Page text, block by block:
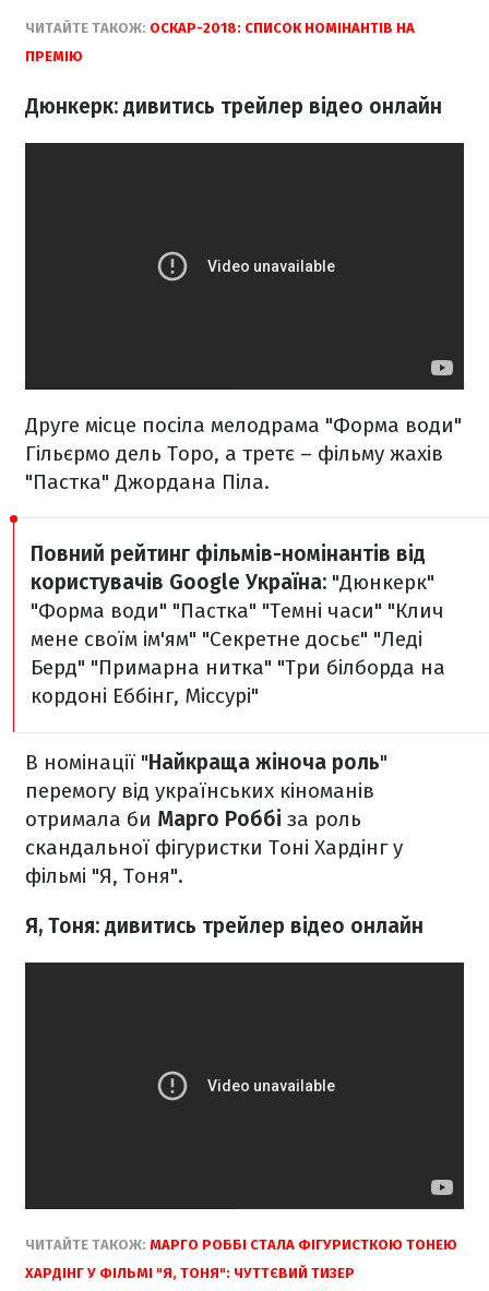
ЧИТАЙТЕ ТАКОЖ: ОСКАР-2018: СПИСОК НОМІНАНТІВ НА
ПРЕМІЮ
Дюнкерк: дивитись трейлер відео онлайн
Друге місце посіла мелодрама "Форма води"
Гільєрмо дель Торо, а третє – фільму жахів
"Пастка" Джордана Піла.
Повний рейтинг фільмів-номінантів від
користувачів Google Україна: "Дюнкерк"
"Форма води" "Пастка" "Темні часи" "Клич
мене своїм ім'ям" "Секретне досьє" "Леді
Берд" "Примарна нитка" "Три білборда на
кордоні Еббінг, Міссурі"
В номінації "Найкраща жіноча роль"
перемогу від українських кіноманів
отримала би Марго Роббі за роль
скандальної фігуристки Тоні Хардінг у
фільмі "Я, Тоня".
Я, Тоня: дивитись трейлер відео онлайн
ЧИТАЙТЕ ТАКОЖ: МАРГО РОББІ СТАЛА ФІГУРИСТКОЮ ТОНЕЮ
ХАРДІНГ У ФІЛЬМІ "Я, ТОНЯ": ЧУТТЄВИЙ ТИЗЕР